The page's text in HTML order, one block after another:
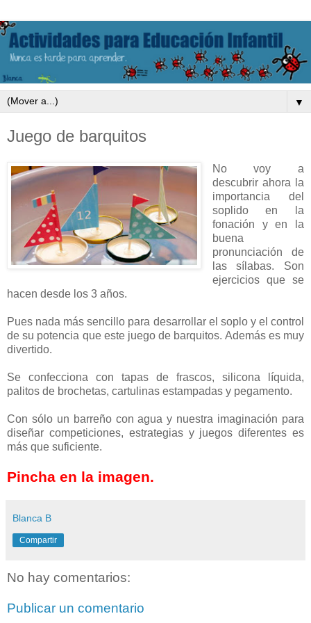
▼
Juego de barquitos
No voy a
descubrir ahora la
importancia del
soplido en la
fonación y en la
buena
pronunciación de
las sílabas. Son
ejercicios que se
hacen desde los 3 años.
Pues nada más sencillo para desarrollar el soplo y el control
de su potencia que este juego de barquitos. Además es muy
divertido.
Se confecciona con tapas de frascos, silicona líquida,
palitos de brochetas, cartulinas estampadas y pegamento.
Con sólo un barreño con agua y nuestra imaginación para
diseñar competiciones, estrategias y juegos diferentes es
más que suficiente.
Pincha en la imagen.
Blanca B
Compartir
No hay comentarios:
Publicar un comentario